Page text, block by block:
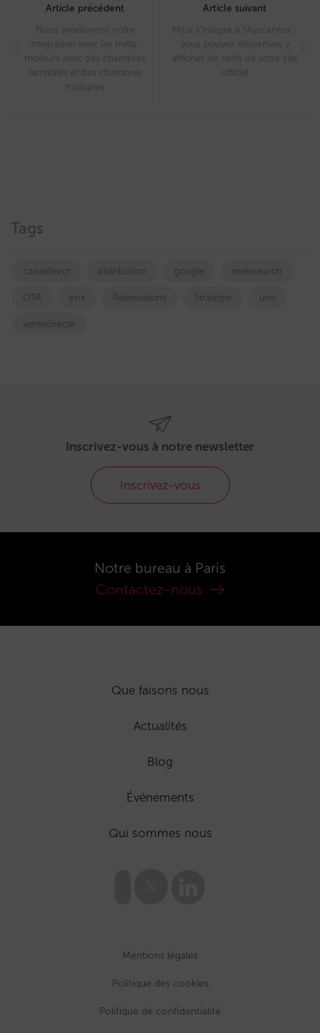
navigation
Article précédent
Nous améliorons notre
intégration avec les méta-
moteurs avec des chambres
familiales et des chambres
multiples
Article suivant
Mirai s’intègre à Skyscanner :
vous pouvez désormais y
afficher les tarifs de votre site
officiel
Tags
canaldirect distribution google metasearch
OTA prix Réservations Stratégie une
ventedirecte
Inscrivez-vous à notre newsletter
Inscrivez-vous
Notre bureau à Paris
Contactez-nous
Que faisons nous
Actualités
Blog
Événements
Qui sommes nous
Mentions légales
Politique des cookies
Politique de confidentialité